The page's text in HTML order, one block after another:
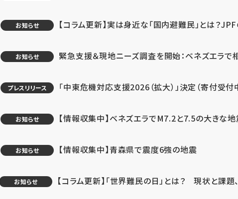
お知らせ 【コラム更新】実は身近な「国内避難民」とは？
お知らせ 緊急支援＆現地ニーズ調査を開始：ベネズエラ
プレスリリース 「中東危機対応支援2026（拡大）」決定（寄付受付
お知らせ 【情報収集中】ベネズエラでM7.2と7.5の大きな
お知らせ 【情報収集中】青森県で震度6強の地震
お知らせ 【コラム更新】「世界難民の日」とは？ 現状と課題